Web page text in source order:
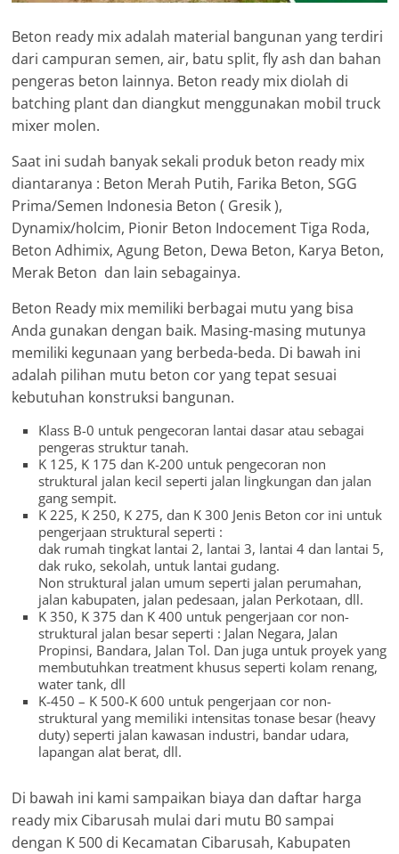
Beton ready mix adalah material bangunan yang terdiri
dari campuran semen, air, batu split, fly ash dan bahan
pengeras beton lainnya. Beton ready mix diolah di
batching plant dan diangkut menggunakan mobil truck
mixer molen.
Saat ini sudah banyak sekali produk beton ready mix
diantaranya : Beton Merah Putih, Farika Beton, SGG
Prima/Semen Indonesia Beton ( Gresik ),
Dynamix/holcim, Pionir Beton Indocement Tiga Roda,
Beton Adhimix, Agung Beton, Dewa Beton, Karya Beton,
Merak Beton dan lain sebagainya.
Beton Ready mix memiliki berbagai mutu yang bisa
Anda gunakan dengan baik. Masing-masing mutunya
memiliki kegunaan yang berbeda-beda. Di bawah ini
adalah pilihan mutu beton cor yang tepat sesuai
kebutuhan konstruksi bangunan.
Klass B-0 untuk pengecoran lantai dasar atau sebagai
pengeras struktur tanah.
K 125, K 175 dan K-200 untuk pengecoran non
struktural jalan kecil seperti jalan lingkungan dan jalan
gang sempit.
K 225, K 250, K 275, dan K 300 Jenis Beton cor ini untuk
pengerjaan struktural seperti :
dak rumah tingkat lantai 2, lantai 3, lantai 4 dan lantai 5,
dak ruko, sekolah, untuk lantai gudang.
Non struktural jalan umum seperti jalan perumahan,
jalan kabupaten, jalan pedesaan, jalan Perkotaan, dll.
K 350, K 375 dan K 400 untuk pengerjaan cor non-
struktural jalan besar seperti : Jalan Negara, Jalan
Propinsi, Bandara, Jalan Tol. Dan juga untuk proyek yang
membutuhkan treatment khusus seperti kolam renang,
water tank, dll
K-450 – K 500-K 600 untuk pengerjaan cor non-
struktural yang memiliki intensitas tonase besar (heavy
duty) seperti jalan kawasan industri, bandar udara,
lapangan alat berat, dll.
Di bawah ini kami sampaikan biaya dan daftar harga
ready mix Cibarusah mulai dari mutu B0 sampai
dengan K 500 di Kecamatan Cibarusah, Kabupaten